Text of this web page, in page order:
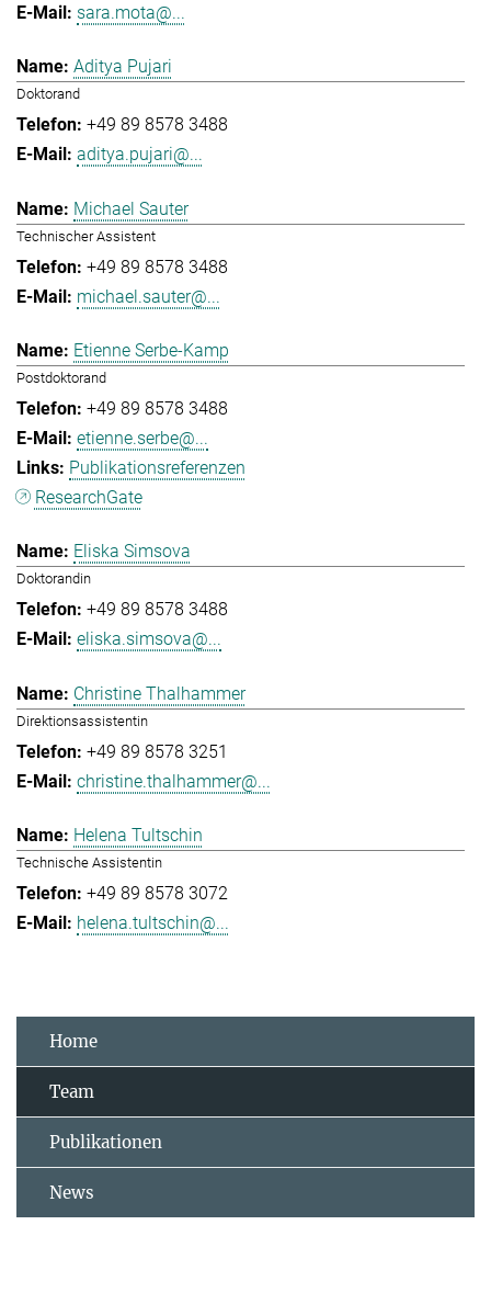
sara.mota@...
Aditya Pujari
Doktorand
+49 89 8578 3488
aditya.pujari@...
Michael Sauter
Technischer Assistent
+49 89 8578 3488
michael.sauter@...
Etienne Serbe-Kamp
Postdoktorand
+49 89 8578 3488
etienne.serbe@...
Publikationsreferenzen
ResearchGate
Eliska Simsova
Doktorandin
+49 89 8578 3488
eliska.simsova@...
Christine Thalhammer
Direktionsassistentin
+49 89 8578 3251
christine.thalhammer@...
Helena Tultschin
Technische Assistentin
+49 89 8578 3072
helena.tultschin@...
Home
Team
Publikationen
News